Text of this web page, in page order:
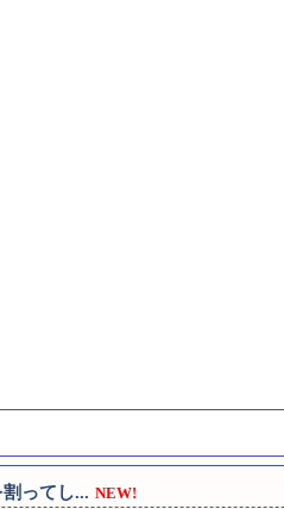
ってし... NEW!